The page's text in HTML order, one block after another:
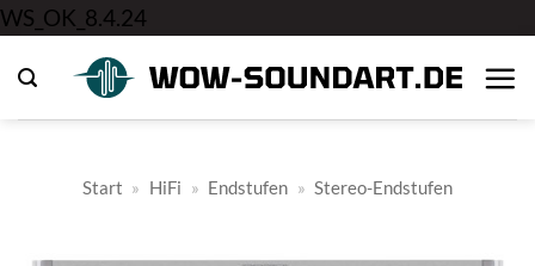
WS_OK_8.4.24
springen
Start » HiFi » Endstufen » Stereo-Endstufen